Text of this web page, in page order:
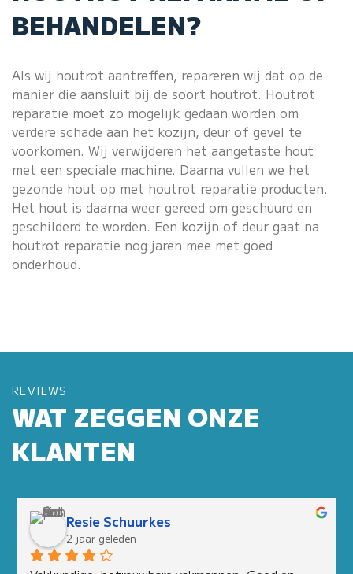
BEHANDELEN?
Als wij houtrot aantreffen, repareren wij dat op de
manier die aansluit bij de soort houtrot. Houtrot
reparatie moet zo mogelijk gedaan worden om
verdere schade aan het kozijn, deur of gevel te
voorkomen. Wij verwijderen het aangetaste hout
met een speciale machine. Daarna vullen we het
gezonde hout op met houtrot reparatie producten.
Het hout is daarna weer gereed om geschuurd en
geschilderd te worden. Een kozijn of deur gaat na
houtrot reparatie nog jaren mee met goed
onderhoud.
REVIEWS
WAT ZEGGEN ONZE
KLANTEN
Resie Schuurkes
2 jaar geleden